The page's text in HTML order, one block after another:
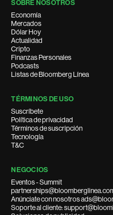
SOBRE NOSOTROS
Economía
Mercados
Dólar Hoy
Actualidad
Cripto
Finanzas Personales
Podcasts
Listas de Bloomberg Línea
TÉRMINOS DE USO
Suscríbete
Política de privacidad
Términos de suscripción
Tecnología
T&C
NEGOCIOS
Eventos - Summit
Anúnciate con nosotros
Soporte al cliente: